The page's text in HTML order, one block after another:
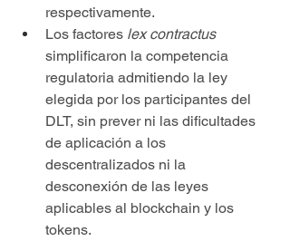
respectivamente.
Los factores lex contractus
simplificaron la competencia
regulatoria admitiendo la ley
elegida por los participantes del
DLT, sin prever ni las dificultades
de aplicación a los
descentralizados ni la
desconexión de las leyes
aplicables al blockchain y los
tokens.